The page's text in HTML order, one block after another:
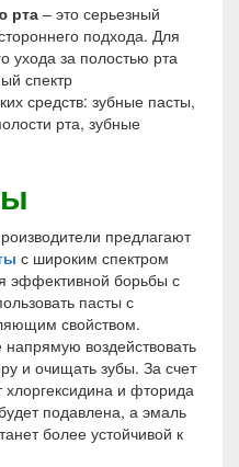
рта – это серьезный
подхода. Для
ухода за полостью рта
спектр
средств: зубные пасты,
рта, зубные
предлагают
с широким спектром
эффективной борьбы с
пасты с
свойством.
воздействовать
и очищать зубы. За счет
хлоргексидина и фторида
подавлена, а эмаль
более устойчивой к